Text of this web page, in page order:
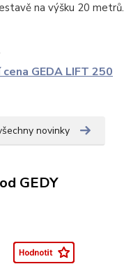
na výšku 20 metrů.
GEDA LIFT 250
novinky
GEDY